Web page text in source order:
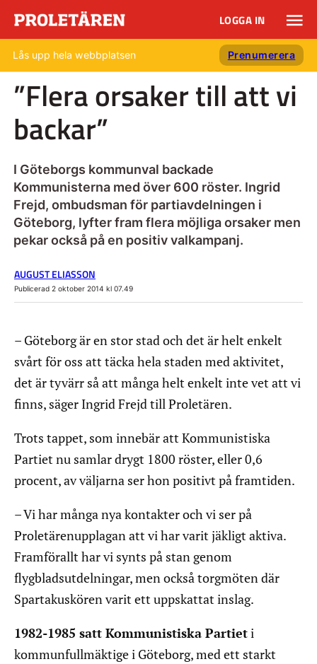
LOGGA IN
Lås upp hela webbplatsen Prenumerera
”Flera orsaker till att vi
backar”
I Göteborgs kommunval backade
Kommunisterna med över 600 röster. Ingrid
Frejd, ombudsman för partiavdelningen i
Göteborg, lyfter fram flera möjliga orsaker men
pekar också på en positiv valkampanj.
AUGUST ELIASSON
Publicerad 2 oktober 2014 kl 07.49
– Göteborg är en stor stad och det är helt enkelt
svårt för oss att täcka hela staden med aktivitet,
det är tyvärr så att många helt enkelt inte vet att vi
finns, säger Ingrid Frejd till Proletären.
Trots tappet, som innebär att Kommunistiska
Partiet nu samlar drygt 1800 röster, eller 0,6
procent, av väljarna ser hon positivt på framtiden.
– Vi har många nya kontakter och vi ser på
Proletärenupplagan att vi har varit jäkligt aktiva.
Framförallt har vi synts på stan genom
flygbladsutdelningar, men också torgmöten där
Spartakuskören varit ett uppskattat inslag.
1982-1985 satt Kommunistiska Partieti
kommunfullmäktige i Göteborg, med ett starkt